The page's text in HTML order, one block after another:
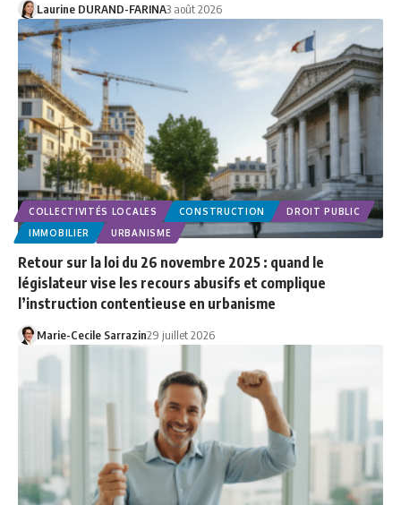
Laurine DURAND-FARINA3 août 2026
COLLECTIVITÉS LOCALES CONSTRUCTION
DROIT PUBLIC
IMMOBILIER
URBANISME
Retour sur la loi du 26 novembre 2025 : quand le
législateur vise les recours abusifs et complique
l’instruction contentieuse en urbanisme
Marie-Cecile Sarrazin29 juillet 2026